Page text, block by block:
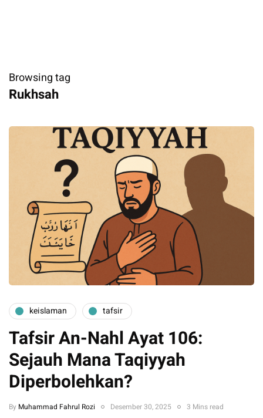
Browsing tag
Rukhsah
keislaman tafsir
Tafsir An-Nahl Ayat 106:
Sejauh Mana Taqiyyah
Diperbolehkan?
By Muhammad Fahrul Rozi Desember 30, 2025 3 Mins read